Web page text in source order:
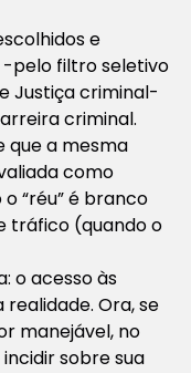
e
-pelo filtro seletivo
Justiça criminal-
criminal.
que a mesma
como
“réu” é branco
tráfico (quando o
o acesso às
Ora, se
manejável, no
sobre sua